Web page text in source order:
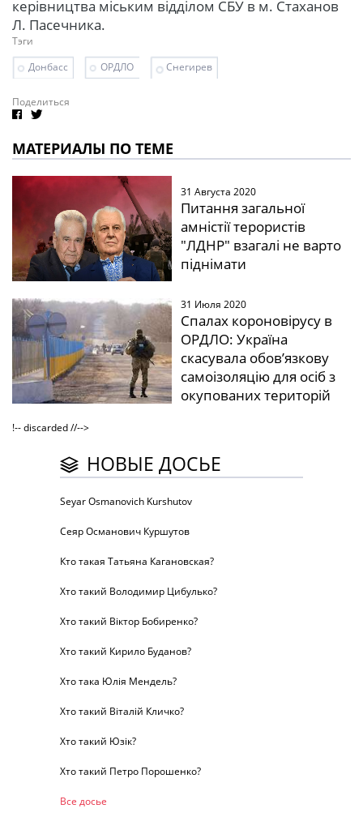
керівництва міським відділом СБУ в м. Стаханов
Л. Пасечника.
Тэги
Донбасс
ОРДЛО Снегирев
Поделиться
МАТЕРИАЛЫ ПО ТЕМЕ
31 Августа 2020
Питання загальної
амністії терористів
"ЛДНР" взагалі не варто
піднімати
31 Июля 2020
Спалах короновірусу в
ОРДЛО: Україна
скасувала обов’язкову
самоізоляцію для осіб з
окупованих територій
!-- discarded //-->
НОВЫЕ ДОСЬЕ
Seyar Osmanovich Kurshutov
Сеяр Османович Куршутов
Кто такая Татьяна Кагановская?
Хто такий Володимир Цибулько?
Хто такий Віктор Бобиренко?
Хто такий Кирило Буданов?
Хто така Юлія Мендель?
Хто такий Віталій Кличко?
Хто такий Юзік?
Хто такий Петро Порошенко?
Все досье